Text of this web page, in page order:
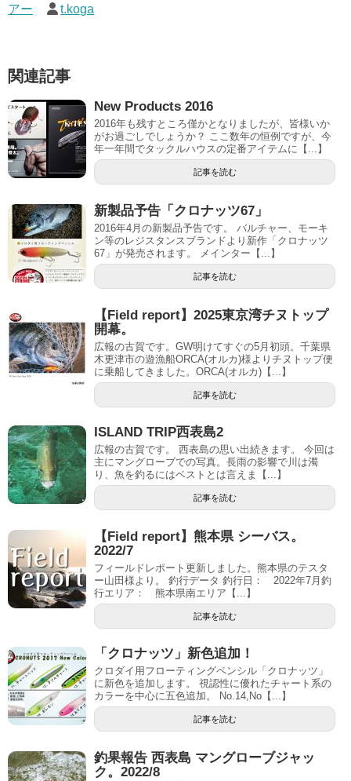
アー t.koga
関連記事
New Products 2016
2016年も残すところ僅かとなりましたが、皆様いか
がお過ごしでしょうか？ ここ数年の恒例ですが、今
年一年間でタックルハウスの定番アイテムに【...】
記事を読む
新製品予告「クロナッツ67」
2016年4月の新製品予告です。 バルチャー、モーキ
ン等のレジスタンスブランドより新作「クロナッツ
67」が発売されます。 メインター【...】
記事を読む
【Field report】2025東京湾チヌトップ
開幕。
広報の古賀です。GW明けてすぐの5月初頭。千葉県
木更津市の遊漁船ORCA(オルカ)様よりチヌトップ便
に乗船してきました。ORCA(オルカ)【...】
記事を読む
ISLAND TRIP西表島2
広報の古賀です。 西表島の思い出続きます。 今回は
主にマングローブでの写真。長雨の影響で川は濁
り、魚を釣るにはベストとは言えま【...】
記事を読む
【Field report】熊本県 シーバス。
2022/7
フィールドレポート更新しました。熊本県のテスタ
ー山田様より。 釣行データ 釣行日： 2022年7月釣
行エリア： 熊本県南エリア【...】
記事を読む
「クロナッツ」新色追加！
クロダイ用フローティングペンシル「クロナッツ」
に新色を追加します。 視認性に優れたチャート系の
カラーを中心に五色追加。 No.14,No【...】
記事を読む
釣果報告 西表島 マングローブジャッ
ク。2022/8